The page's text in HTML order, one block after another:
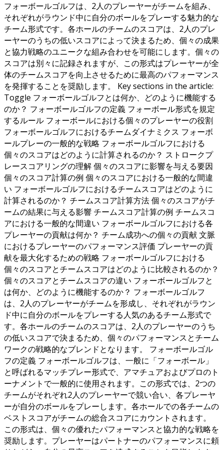
フォーボールゴルフは、2人のプレーヤーがチームを組み、
それぞれがラウンド中に自分のボールをプレーする魅力的な
チーム形式です。各ホールのチームのスコアは、2人のプレ
ーヤーのうちの低いスコアによって決まるため、個々の成果
と協力戦略のユニークな組み合わせを可能にします。個々の
スコアは別々に記録されますが、この形式はプレーヤーが全
体のチームスコアを向上させるために最高のパフォーマンス
を発揮することを奨励します。 Key sections in the article:
Toggle フォーボールゴルフとは何か、どのように機能する
のか？ フォーボールゴルフの定義 フォーボール形式を規定
するルール フォーボールにおける個々のプレーヤーの役割
フォーボールゴルフにおけるチームダイナミクス フォーボ
ールプレーの一般的な戦略 フォーボールゴルフにおける
個々のスコアはどのように計算されるのか？ ストロークプ
レースコアリングの理解 個々のスコアに影響を与える要因
個々のスコア計算の例 個々のスコアにおける一般的な間違
い フォーボールゴルフにおけるチームスコアはどのように
計算されるのか？ チームスコア計算方法 個々のスコアがチ
ームの結果に与える影響 チームスコア計算の例 チームスコ
アにおける一般的な間違い フォーボールゴルフにおける各
プレーヤーの貢献は何か？ チーム成功への個々の貢献 文脈
におけるプレーヤーのパフォーマンス評価 プレーヤーの貢
献を最大化するための戦略 フォーボールゴルフにおける
個々のスコアとチームスコアはどのように比較されるのか？
個々のスコアとチームスコアの違い フォーボールゴルフと
は何か、どのように機能するのか？ フォーボールゴルフ
は、2人のプレーヤーがチームを形成し、それぞれがラウン
ド中に自分のボールをプレーする人気のあるチーム形式で
す。各ホールのチームのスコアは、2人のプレーヤーのうち
の低いスコアで決まるため、個々のパフォーマンスとチーム
ワークの戦略的なブレンドとなります。 フォーボールゴル
フの定義 フォーボールゴルフは、一般に「フォーボール」
と呼ばれるマッチプレー形式で、アマチュアおよびプロのト
ーナメントで一般的に使用されます。この形式では、2つの
チームがそれぞれ2人のプレーヤーで競い合い、各プレーヤ
ーが自分のボールをプレーします。各ホールでの各チームの
ベストスコアがチームの総合スコアにカウントされます。
この形式は、個々の優れたパフォーマンスと協力的な戦略を
奨励します。プレーヤーはパートナーのパフォーマンスに頼